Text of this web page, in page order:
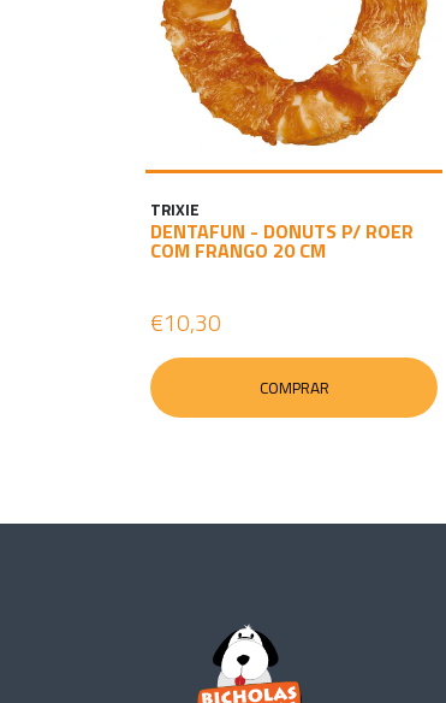
TRIXIE
DENTAFUN - DONUTS P/ ROER
COM FRANGO 20 CM
€10,30
COMPRAR